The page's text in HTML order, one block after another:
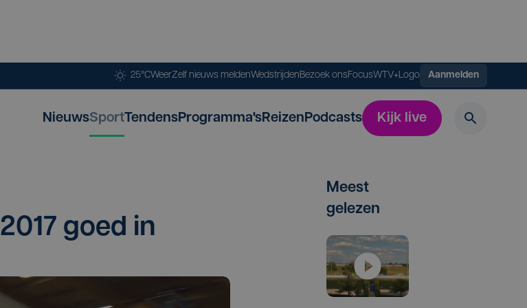
25°CWeerZelf nieuws meldenWedstrijdenBezoek onsFocusWTV+Logo Aanmelden
NieuwsSportTendensProgramma'sReizenPodcasts Kijk live
2017 goed in
Meest
gelezen